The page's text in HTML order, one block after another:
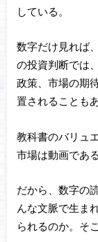
している。
数字だけ見れば
の投資判断では
政策、市場の期
置されることもあ
教科書のバリュ
市場は動画である
だから、数字の
んな文脈で生ま
られるのか。そ